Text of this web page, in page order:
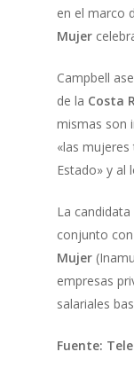
en el marco
Mujer
Campbell
de la Costa
mismas son
«las
Estado» y al
La
conjunto
Mujer
empresas
salariales
Fuente: